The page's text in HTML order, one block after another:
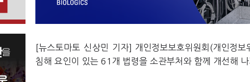
[뉴스토마토 신상민 기자] 개인정보보호위원회(개인정
침해 요인이 있는 61개 법령을 소관부처와 함께 개선해